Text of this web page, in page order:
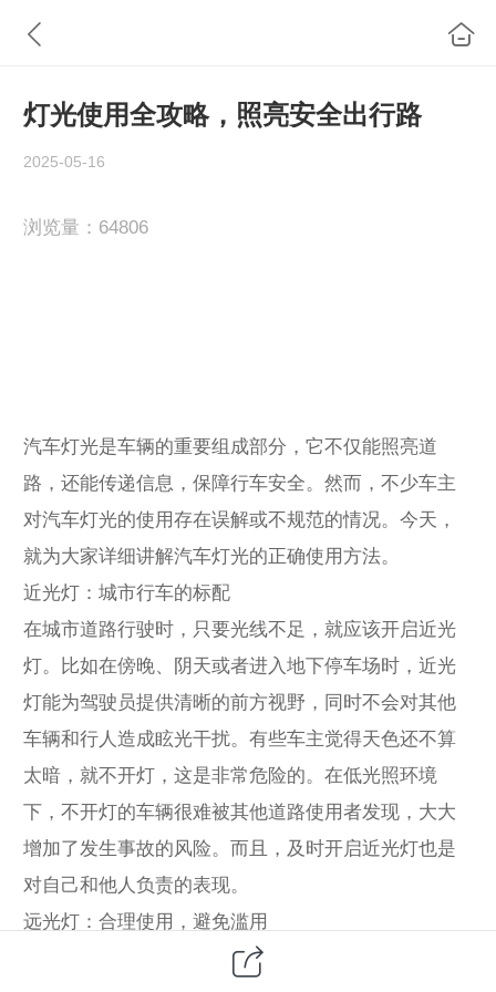
灯光使用全攻略，照亮安全出行路
2025-05-16
浏览量： 64806
汽车灯光是车辆的重要组成部分，它不仅能照亮道
路，还能传递信息，保障行车安全。然而，不少车主
对汽车灯光的使用存在误解或不规范的情况。今天，
就为大家详细讲解汽车灯光的正确使用方法。
近光灯：城市行车的标配
在城市道路行驶时，只要光线不足，就应该开启近光
灯。比如在傍晚、阴天或者进入地下停车场时，近光
灯能为驾驶员提供清晰的前方视野，同时不会对其他
车辆和行人造成眩光干扰。有些车主觉得天色还不算
太暗，就不开灯，这是非常危险的。在低光照环境
下，不开灯的车辆很难被其他道路使用者发现，大大
增加了发生事故的风险。而且，及时开启近光灯也是
对自己和他人负责的表现。
远光灯：合理使用，避免滥用
远光灯能照亮更远处的道路，在没有路灯的郊外或高